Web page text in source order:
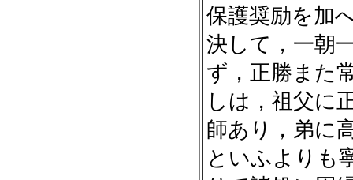
保護奨励を加
決して，一朝
ず，正勝また
しは，祖父に
師あり，弟に
といふよりも